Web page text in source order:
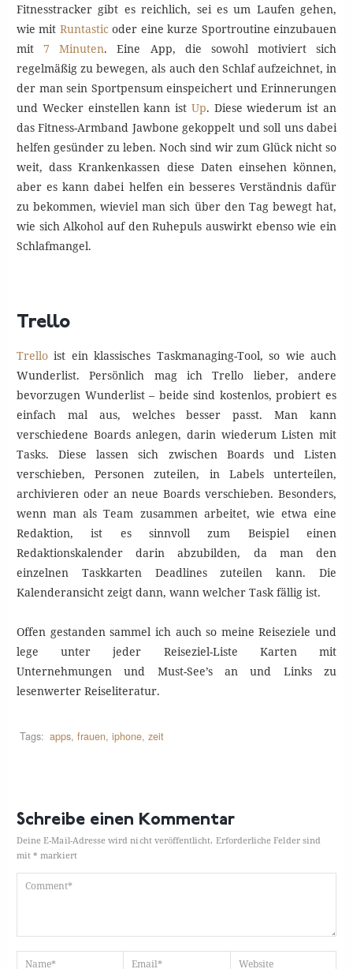
Fitnesstracker gibt es reichlich, sei es um Laufen gehen,
wie mit Runtasticoder eine kurze Sportroutine einzubauen
mit7 Minuten. Eine App, die sowohl motiviert sich
regelmäßig zu bewegen, als auch den Schlaf aufzeichnet, in
der man sein Sportpensum einspeichert und Erinnerungen
und Wecker einstellen kann ist Up. Diese wiederum ist an
das Fitness-Armband Jawbone gekoppelt und soll uns dabei
helfen gesünder zu leben. Noch sind wir zum Glück nicht so
weit, dass Krankenkassen diese Daten einsehen können,
aber es kann dabei helfen ein besseres Verständnis dafür
zu bekommen, wieviel man sich über den Tag bewegt hat,
wie sich Alkohol auf den Ruhepuls auswirkt ebenso wie ein
Schlafmangel.
Trello
Trello ist ein klassisches Taskmanaging-Tool, so wie auch
Wunderlist. Persönlich mag ich Trello lieber, andere
bevorzugen Wunderlist – beide sind kostenlos, probiert es
einfach mal aus, welches besser passt. Man kann
verschiedene Boards anlegen, darin wiederum Listen mit
Tasks. Diese lassen sich zwischen Boards und Listen
verschieben, Personen zuteilen, in Labels unterteilen,
archivieren oder an neue Boards verschieben. Besonders,
wenn man als Team zusammen arbeitet, wie etwa eine
Redaktion, ist es sinnvoll zum Beispiel einen
Redaktionskalender darin abzubilden, da man den
einzelnen Taskkarten Deadlines zuteilen kann. Die
Kalenderansicht zeigt dann, wann welcher Task fällig ist.
Offen gestanden sammel ich auch so meine Reiseziele und
lege unter jeder Reiseziel-Liste Karten mit
Unternehmungen und Must-See’s an und Links zu
lesenwerter Reiseliteratur.
Tags: apps, frauen, iphone, zeit
Schreibe einen Kommentar
Deine E-Mail-Adresse wird nicht veröffentlicht. Erforderliche Felder sind
mit* markiert